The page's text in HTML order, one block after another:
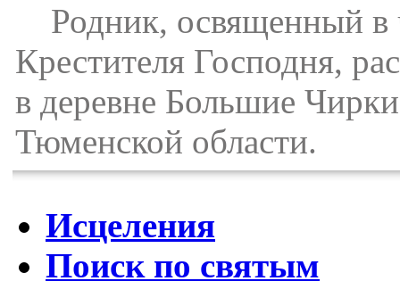
Родник, освященный в
Крестителя Господня,
в деревне Большие
Тюменской области.
Исцеления
Поиск по святым